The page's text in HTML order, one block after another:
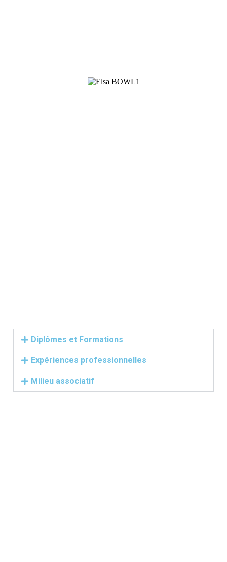
Diplômes et Formations
Expériences professionnelles
Milieu associatif